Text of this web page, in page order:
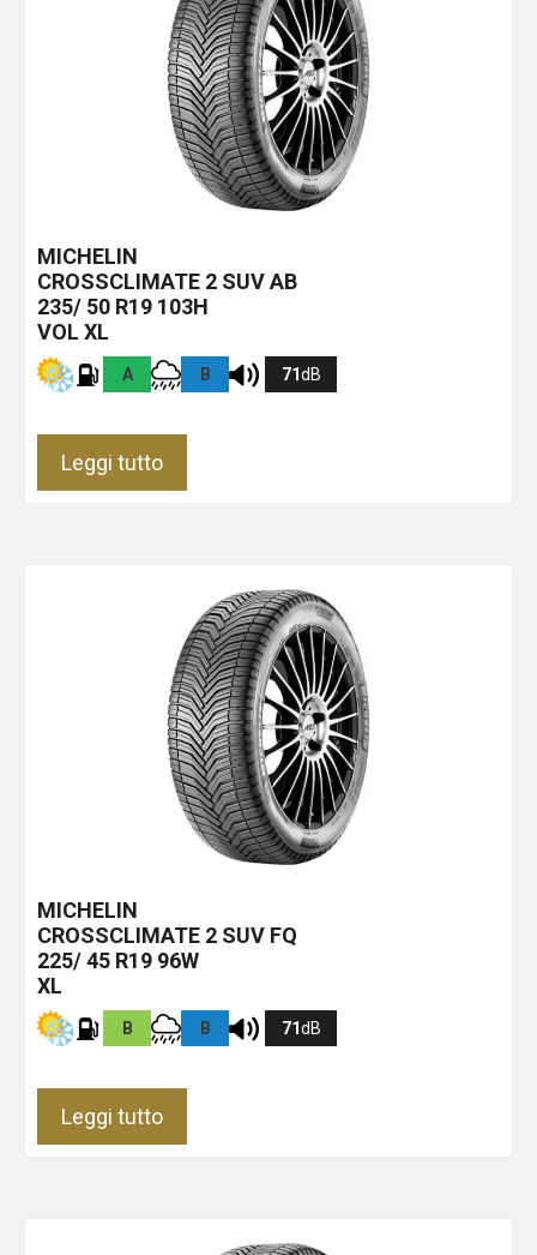
MICHELIN
CROSSCLIMATE 2 SUVAB
235/ 50 R19 103H
VOL XL
A B 71dB
Leggi tutto
MICHELIN
CROSSCLIMATE 2 SUV FQ
225/ 45 R19 96W
XL
B B 71dB
Leggi tutto